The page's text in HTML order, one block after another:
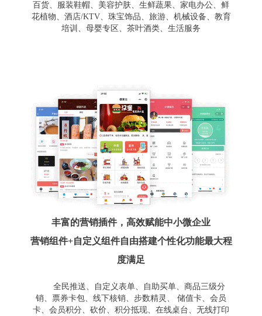
百货、服装鞋帽、美容护肤、生鲜蔬果、家电办公、鲜
花植物、酒店/KTV、珠宝饰品、旅游、机械设备、教育
培训、母婴专区、茶叶酒类、生活服务
丰富的营销插件，高效赋能中小微企业
营销组件+自定义组件自由搭建个性化功能最大程
度满足
全民推送、自定义表单、自助买单、商品三级分
销、票券卡包、线下核销、步数精灵、 储值卡、会员
卡、会员积分、砍价、积分抵现、在线桌台、无线打印